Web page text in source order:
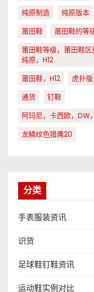
纯原制造
纯原版本
莆田鞋
莆田鞋的等
莆田鞋等级，莆田鞋区
纯原，H12
莆田鞋，H12
虎扑版
通货
钉鞋
阿玛尼，卡西欧，DW
龙鳞纹色猎鹰20
分类
手表服装资讯
识货
足球鞋钉鞋资讯
运动鞋实例对比